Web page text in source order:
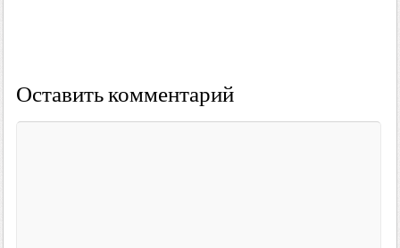
Оставить комментарий